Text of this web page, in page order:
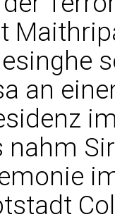
an
nahm